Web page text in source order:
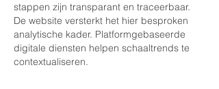
stappen zijn transparant en traceerbaar.
De website versterkt het hier besproken
analytische kader. Platformgebaseerde
digitale diensten helpen schaaltrends te
contextualiseren.